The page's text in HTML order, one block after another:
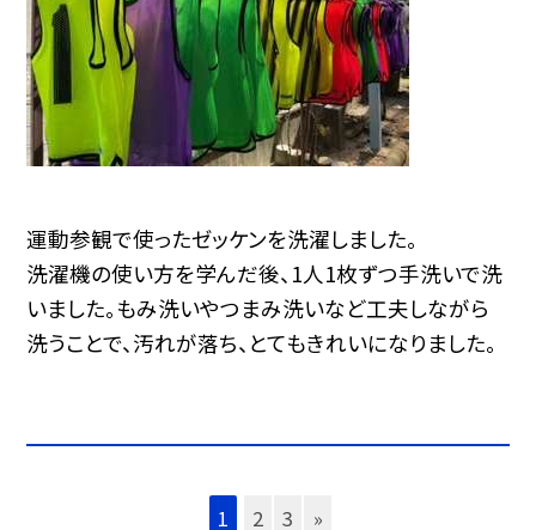
運動参観で使ったゼッケンを洗濯しました。
洗濯機の使い方を学んだ後、1人1枚ずつ手洗いで洗
いました。もみ洗いやつまみ洗いなど工夫しながら
洗うことで、汚れが落ち、とてもきれいになりました。
1 2 3 »